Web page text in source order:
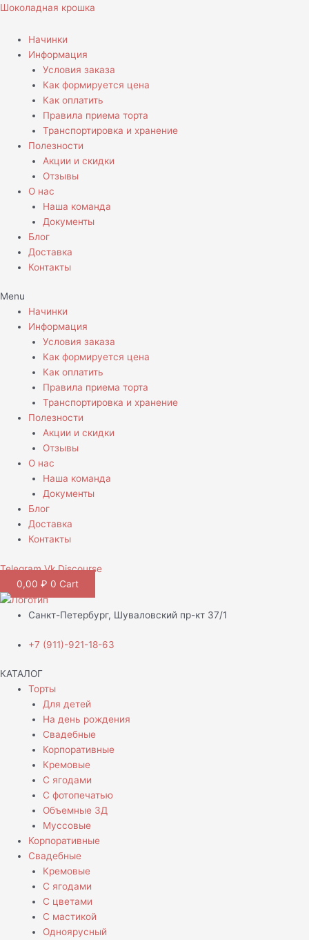
Перейти
содержимому
Шоколадная крошка
Начинки
Информация
Условия заказа
Как формируется цена
Как оплатить
Правила приема торта
Транспортировка и хранение
Полезности
Акции и скидки
Отзывы
О нас
Наша команда
Документы
Блог
Доставка
Контакты
Menu
Начинки
Информация
Условия заказа
Как формируется цена
Как оплатить
Правила приема торта
Транспортировка и хранение
Полезности
Акции и скидки
Отзывы
О нас
Наша команда
Документы
Блог
Доставка
Контакты
Telegram Vk Discourse
0,00 ₽ 0 Cart
Санкт-Петербург, Шуваловский пр-кт 37/1
+7 (911)-921-18-63
КАТАЛОГ
Торты
Для детей
На день рождения
Свадебные
Корпоративные
Кремовые
С ягодами
С фотопечатью
Объемные 3Д
Муссовые
Корпоративные
Свадебные
Кремовые
С ягодами
С цветами
С мастикой
Одноярусный
Количество
Торт
Со
звездными
войнами